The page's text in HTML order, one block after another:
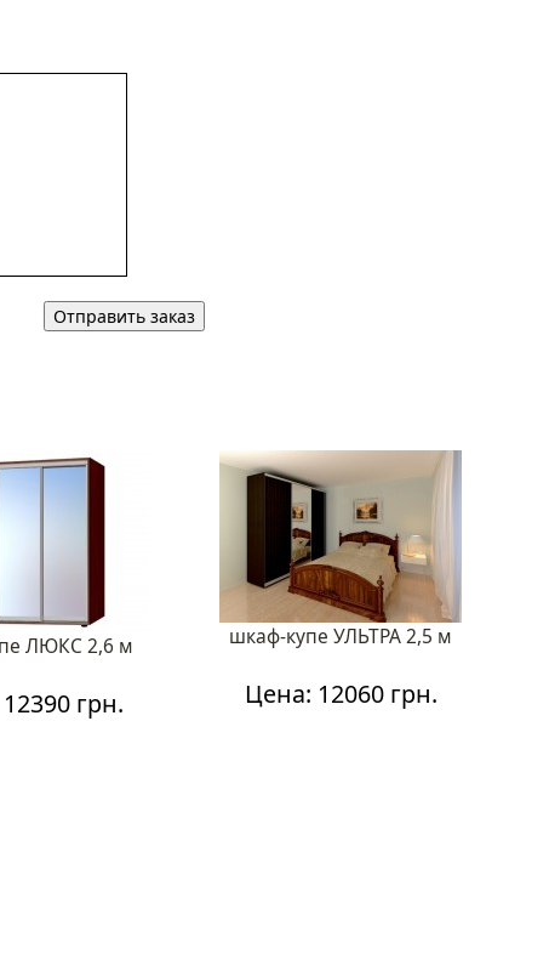
ЛЮКС 2,6 м
грн.
шкаф-купе УЛЬТРА 2,5 м
Цена: 12060 грн.